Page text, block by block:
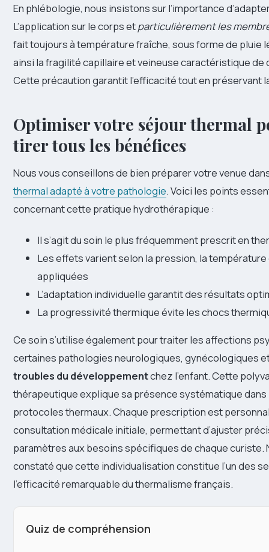
En phlébologie, nous insistons sur l’importance
L’application sur le corps etparticulièrement les
fait toujours à température fraîche, sous forme de pluie
ainsi la fragilité capillaire et veineuse caractéristique de
Cette précaution garantit l’efficacité tout en préservant
Optimiser votre séjour thermal
tirer tous les bénéfices
Nous vous conseillons de bien préparer votre venue
thermal adapté à votre pathologie. Voici les points
concernant cette pratique hydrothérapique :
Il s’agit du soin le plus fréquemment prescrit en
Les effets varient selon la pression, la
appliquées
L’adaptation individuelle garantit des résultats
La progressivité thermique évite les chocs
Ce soin s’utilise également pour traiter les affections
certaines pathologies neurologiques, gynécologiques
troubles du développementchez l’enfant. Cette
thérapeutique explique sa présence systématique
protocoles thermaux. Chaque prescription est
consultation médicale initiale, permettant d’ajuster
paramètres aux besoins spécifiques de chaque curiste.
constaté que cette individualisation constitue l’un des
l’efficacité remarquable du thermalisme français.
Quiz de compréhension